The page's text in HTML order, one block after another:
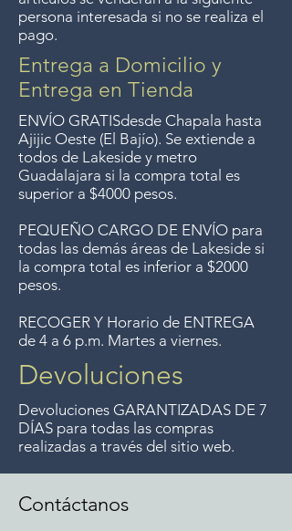
del Lago de Chapala por
compras de $4000 pesos.
Aceptamos devoluciones hasta
7 días después de la venta a
menos que los artículos tengan
un precio de oferta, lo
sentimos, no se aceptan
devoluciones de artículos en
oferta. Anteriormente hacíamos
envíos gratis a Guadalajara pero
ya no ofrecemos ese servicio.
persona interesada si no se realiza el
pago.
Entrega a Domicilio y
Entrega en Tienda
ENVÍO GRATISdesde Chapala hasta
Ajijic Oeste (El Bajío). Se extiende a
todos de Lakeside y metro
Guadalajara si la compra total es
superior a $4000 pesos.
PEQUEÑO CARGO DE ENVÍO para
todas las demás áreas de Lakeside si
la compra total es inferior a $2000
pesos.
RECOGER Y Horario de ENTREGA
de 4 a 6 p.m. Martes a viernes.
Devoluciones
Devoluciones GARANTIZADAS DE 7
DÍAS para todas las compras
realizadas a través del sitio web.
Contáctanos